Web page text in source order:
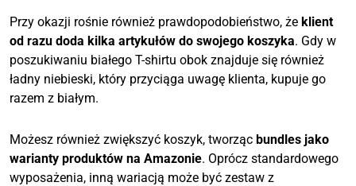
Przy okazji rośnie również prawdopodobieństwo, że klient
od razu doda kilka artykułów do swojego koszyka. Gdy w
poszukiwaniu białego T-shirtu obok znajduje się również
ładny niebieski, który przyciąga uwagę klienta, kupuje go
razem z białym.
Możesz również zwiększyć koszyk, tworząc bundles jako
warianty produktów na Amazonie. Oprócz standardowego
wyposażenia, inną wariacją może być zestaw z